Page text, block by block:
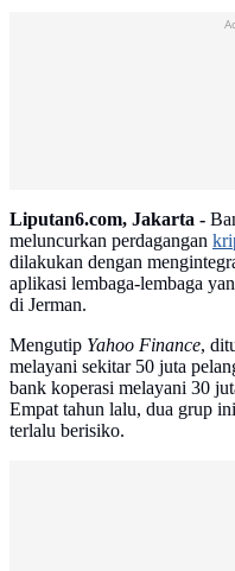
Liputan6.com, Jakarta -
meluncurkan perdagangan
dilakukan dengan
aplikasi lembaga-lembaga
di Jerman.
Mengutip Yahoo Finance,
melayani sekitar 50 juta
bank koperasi melayani 30
Empat tahun lalu, dua grup
terlalu berisiko.